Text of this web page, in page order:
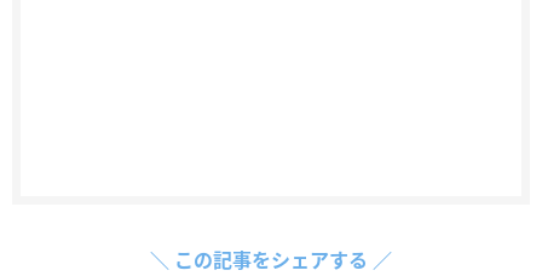
＼ この記事をシェアする ／